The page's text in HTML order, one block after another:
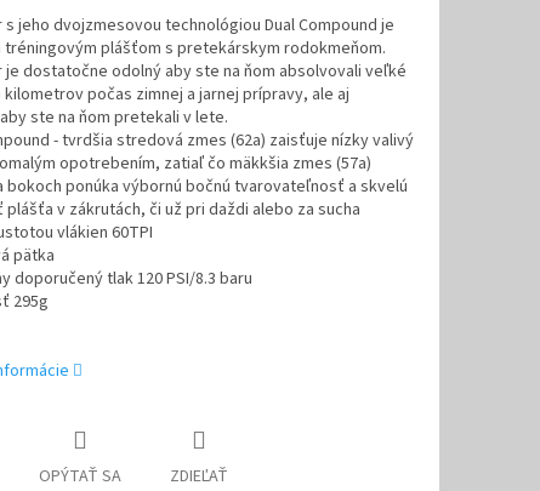
jeho dvojzmesovou technológiou Dual Compound je
plášťom s pretekárskym rodokmeňom.
je dostatočne odolný aby ste na ňom absolvovali veľké
počas zimnej a jarnej prípravy, ale aj
ste na ňom pretekali v lete.
- tvrdšia stredová zmes (62a) zaisťuje nízky valivý
opotrebením, zatiaľ čo mäkkšia zmes (57a)
bokoch ponúka výbornú bočnú tvarovateľnosť a skvelú
v zákrutách, či už pri daždi alebo za sucha
vlákien 60TPI
pätka
doporučený tlak 120 PSI/8.3 baru
295g
OPÝTAŤ SA ZDIEĽAŤ